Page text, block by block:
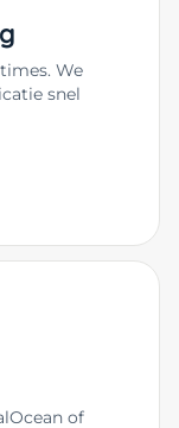
We
snel
of